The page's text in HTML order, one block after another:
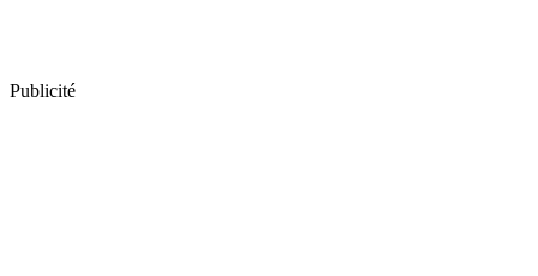
Publicité